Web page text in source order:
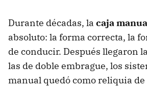
Durante décadas, la caja
absoluto: la forma correcta, la
de conducir. Después llegaron
las de doble embrague, los
manual quedó como reliquia